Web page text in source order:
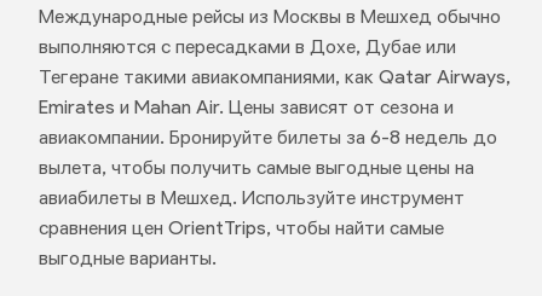
Международные рейсы из Москвы в Мешхед обычно
выполняются с пересадками в Дохе, Дубае или
Тегеране такими авиакомпаниями, как Qatar Airways,
Emirates и Mahan Air. Цены зависят от сезона и
авиакомпании. Бронируйте билеты за 6-8 недель до
вылета, чтобы получить самые выгодные цены на
авиабилеты в Мешхед. Используйте инструмент
сравнения цен OrientTrips, чтобы найти самые
выгодные варианты.